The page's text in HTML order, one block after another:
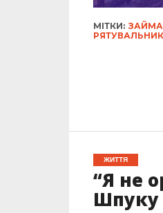
МІТКИ:
ЖИТТЯ
“Я не
Шпуку